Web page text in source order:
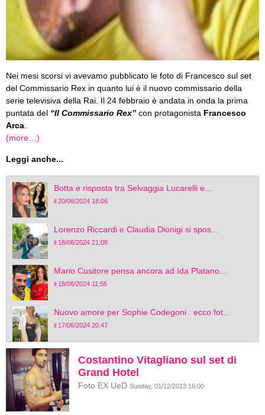
Nei mesi scorsi vi avevamo pubblicato le foto di Francesco sul set
del Commissario Rex in quanto lui è il nuovo commissario della
serie televisiva della Rai. Il 24 febbraio è andata in onda la prima
puntata del “Il Commissario Rex” con protagonista Francesco
Arca
(more…)
Leggi anche...
Botta e risposta tra Selvaggia Lucarelli e...
il 20/06/2024 18:06
Lorenzo Riccardi e Claudia Dionigi si spos...
il 18/06/2024 21:08
Mario Cusitore pensa ancora ad Ida Platano...
il 18/06/2024 11:55
Nuovo amore per Sophie Codegoni : ecco fot...
il 17/06/2024 20:47
Costantino Vitagliano sul set di
Grand Hotel
Foto EX UeD Sunday, 01/12/2013 16:00